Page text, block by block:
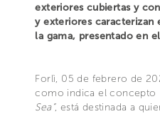
exteriores cubiertas y
y exteriores caracterizan
la gama, presentado en
Forlì, 05 de febrero de
como indica el concepto
Sea”, está destinada a